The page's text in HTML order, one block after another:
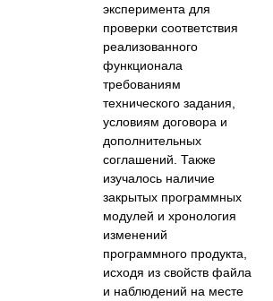
эксперимента для
проверки соответствия
реализованного
функционала
требованиям
технического задания,
условиям договора и
дополнительных
соглашений. Также
изучалось наличие
закрытых программных
модулей и хронология
изменений
программного продукта,
исходя из свойств файла
и наблюдений на месте